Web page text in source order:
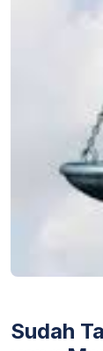
Sudah